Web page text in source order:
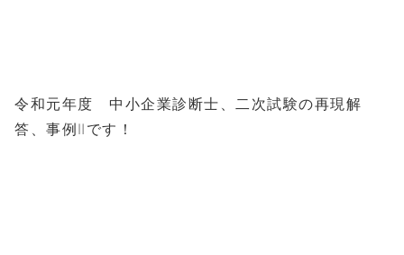
令和元年度 中小企業診断士、二次試験の再現解
答、事例Ⅱです！